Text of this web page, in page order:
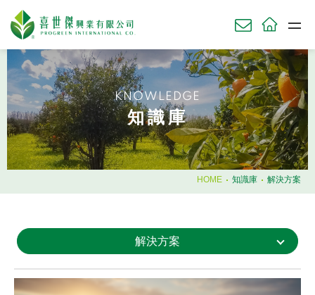
關於我們
草坪產品 TURF
農業產品
園藝產品
技術服務
KNOWLEDGE
知識庫
HOME 知識庫 解決方案
解決方案